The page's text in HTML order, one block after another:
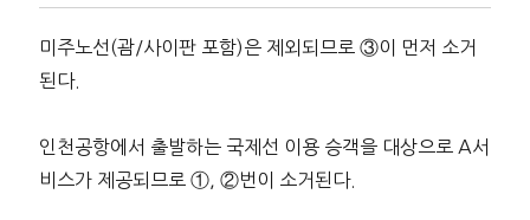
미주노선(괌/사이판 포함)은 제외되므로 ③이 먼저 소거
된다.
인천공항에서 출발하는 국제선 이용 승객을 대상으로 A서
비스가 제공되므로 ①, ②번이 소거된다.